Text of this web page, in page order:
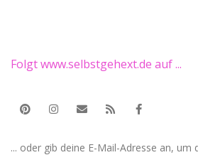
Folgt www.selbstgehext.de auf ...
... oder gib deine E-Mail-Adresse an, um